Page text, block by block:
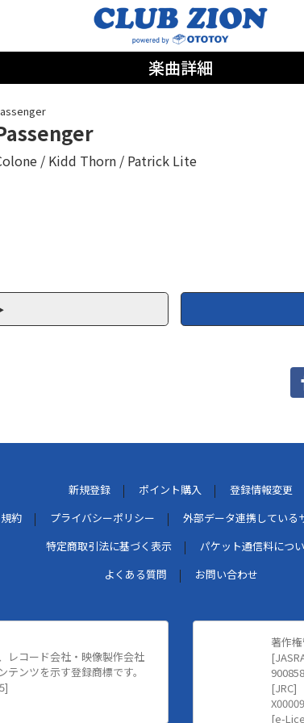
楽曲詳細
Kidd Thorn
Patrick Lite
新規登録 ポイント購入
登録情報変更
約
プライバシーポリシー
外部データ連携している
特定商取引法に基づく表示
パケット通信料につ
よくある質問
お問い合わせ
レコード会社・映像製作会社
テンツを示す登録商標です。
著作
[JRC]
[e-